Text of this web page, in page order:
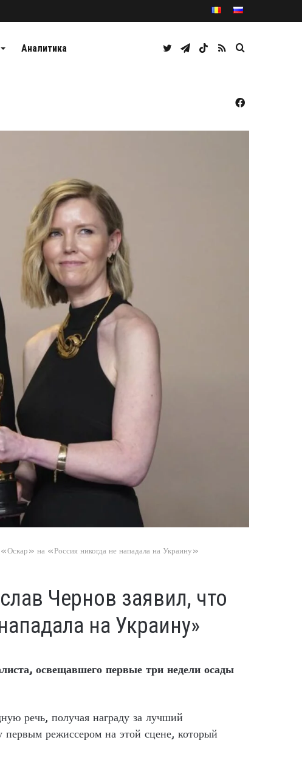
Аналитика Caută
RSS
TikTok
Telegram
Twitter
Facebook
на «Россия никогда не нападала на Украину»
Чернов заявил, что
на Украину»
освещавшего первые три недели осады
речь, получая награду за лучший
режиссером на этой сцене, который